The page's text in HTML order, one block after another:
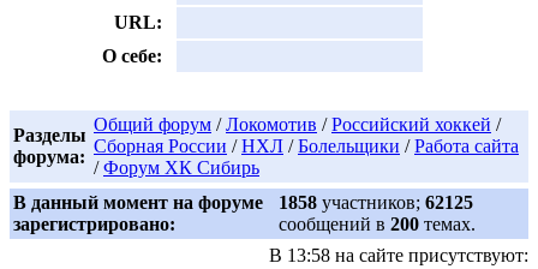
URL:
О себе:
Разделы
форума:
Общий форум /Локомотив /Российский хоккей /
Сборная России /НХЛ /Болельщики /Работа сайта
/Форум ХК Сибирь
В данный момент на форуме
зарегистрировано:
1858 участников; 62125
сообщений в 200 темах.
В 13:58 на сайте присутствуют: